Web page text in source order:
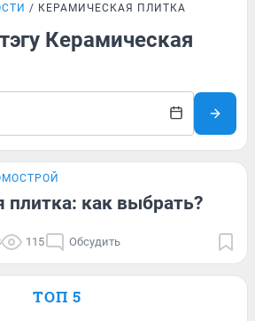
КЕРАМИЧЕСКАЯ ПЛИТКА
Керамическая
плитка: как выбрать?
115 Обсудить
ТОП 5